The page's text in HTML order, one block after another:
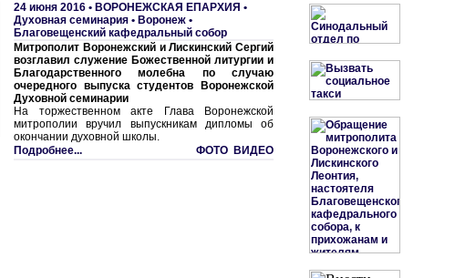
24 июня 2016 • ВОРОНЕЖСКАЯ ЕПАРХИЯ •
Духовная семинария • Воронеж •
Благовещенский кафедральный собор
Митрополит Воронежский и Лискинский Сергий
возглавил служение Божественной литургии и
Благодарственного молебна по случаю
очередного выпуска студентов Воронежской
Духовной семинарии
На торжественном акте Глава Воронежской
митрополии вручил выпускникам дипломы об
окончании духовной школы.
Подробнее...
ФОТО ВИДЕО